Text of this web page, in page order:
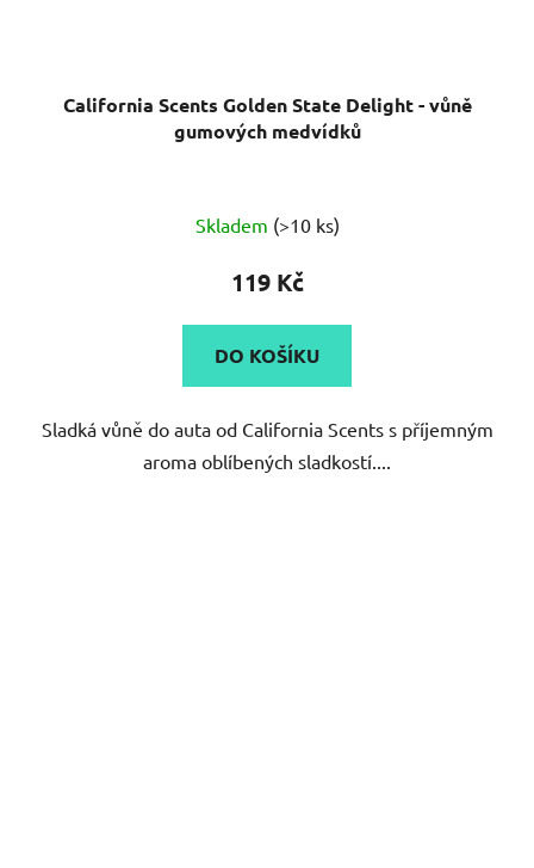
California Scents Golden State Delight - vůně
gumových medvídků
hodnocení
produktu
5,0
z
hvězdiček.
Skladem (>10 ks)
119 Kč
DO KOŠÍKU
Sladká vůně do auta od California Scents s příjemným
aroma oblíbených sladkostí....